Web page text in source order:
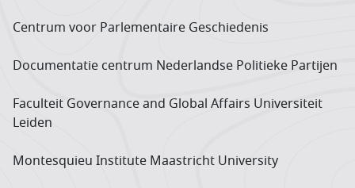
Centrum voor Parlementaire Geschiedenis
Documentatie centrum Neder­landse Politieke Partijen
Faculteit Governance and Global Affairs Universiteit
Leiden
Montesquieu Institute Maastricht University